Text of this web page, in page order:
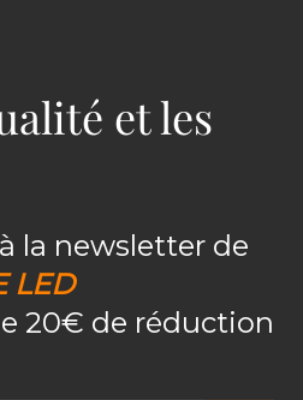
et les
la newsletter de
LED
20€ de réduction